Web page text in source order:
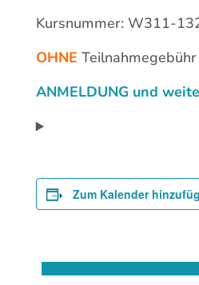
Kursnummer: W311-
OHNE Teilnahmegebühr
ANMELDUNG und
Zum Kalender